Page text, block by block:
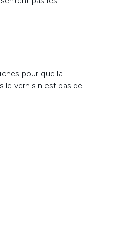
pour que la
le vernis n'est pas de